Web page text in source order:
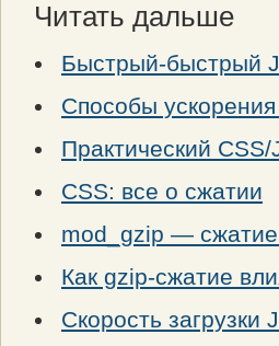
Читать дальше
Быстрый-быстрый
Способы
Практический
CSS: все о сжатии
mod_gzip —
Как gzip-сжатие
Скорость загрузки